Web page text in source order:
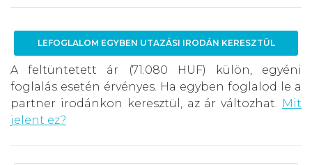
LEFOGLALOM EGYBEN UTAZÁSI IRODÁN KERESZTÜL
A feltüntetett ár (71.080 HUF) külön, egyéni
foglalás esetén érvényes. Ha egyben foglalod le a
partner irodánkon keresztül, az ár változhat. Mit
jelent ez?